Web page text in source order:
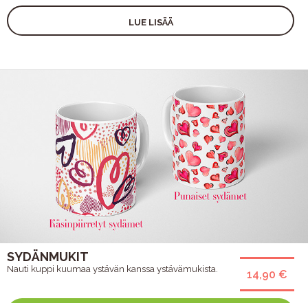
LUE LISÄÄ
14,90 €
SYDÄNMUKIT
Nauti kuppi kuumaa ystävän kanssa ystävämukista.